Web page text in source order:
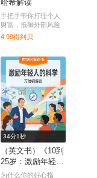
哈希解读
手把手带你打理个人
财富，抵御外部风险
4.99得到贝
34分1秒
（英文书）《10到
25岁：激励年轻人
的科学》| 万维钢
为什么你的好心指